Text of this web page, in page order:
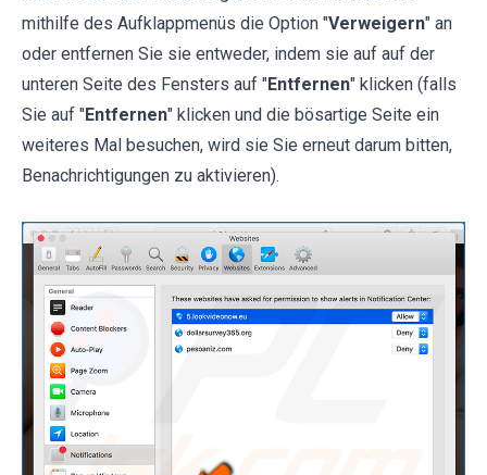
mithilfe des Aufklappmenüs die Option "Verweigern" an
oder entfernen Sie sie entweder, indem sie auf auf der
unteren Seite des Fensters auf "Entfernen" klicken (falls
Sie auf "Entfernen" klicken und die bösartige Seite ein
weiteres Mal besuchen, wird sie Sie erneut darum bitten,
Benachrichtigungen zu aktivieren).